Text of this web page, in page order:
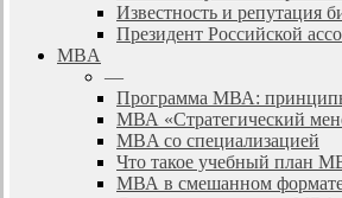
Известность и репутация
Президент Российской
MBA
—
Программа МВА:
МВА «Cтратегический
MBA со специализацией
Что такое учебный план
МВА в смешанном